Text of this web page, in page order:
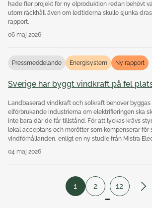
hade fler projekt för ny elproduktion redan behövt
utom räckhåll även om ledtiderna skulle sjunka
rapport.
06 maj 2026
Pressmeddelande Energisystem Ny rapport
Sverige har byggt vindkraft på fel
Landbaserad vindkraft och solkraft behöver byggas
elförbrukande industrierna om elektrifieringen ska
inte bara där de får tillstånd. För att lyckas krävs
lokal acceptans och morötter som kompenserar för
vindförhållanden, enligt en ny studie från Mistra
04 maj 2026
1 2 12